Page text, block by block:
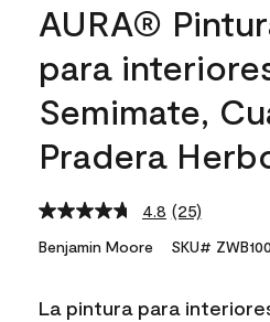
AURA®
para
Semimate,
Pradera
4.8 Read
25
Reviews.
link.
(25)
Benjamin Moore SKU#
La pintura para